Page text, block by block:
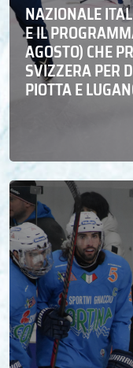
NAZIONALE
E IL
AGOSTO) CHE
SVIZZERA PER
PIOTTA E